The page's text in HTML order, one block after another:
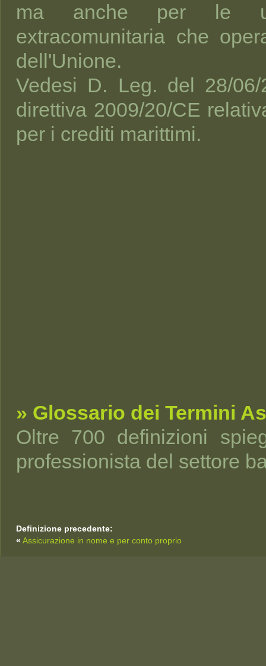
ma anche per le
extracomunitaria che
dell'Unione.
Vedesi D. Leg. del 28/
direttiva 2009/20/CE
per i crediti marittimi.
» Glossario dei Termini
Oltre 700 definizioni
professionista del settore
Definizione precedente:
« Assicurazione in nome e per conto proprio